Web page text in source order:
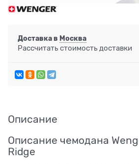
Доставка в Москва
Рассчитать стоимость доставки
Описание
Описание чемодана
Ridge